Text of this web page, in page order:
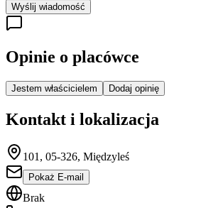
Wyślij wiadomość
Opinie o placówce
Jestem właścicielem Dodaj opinię
Kontakt i lokalizacja
101, 05-326, Międzyleś
Pokaż E-mail
Brak